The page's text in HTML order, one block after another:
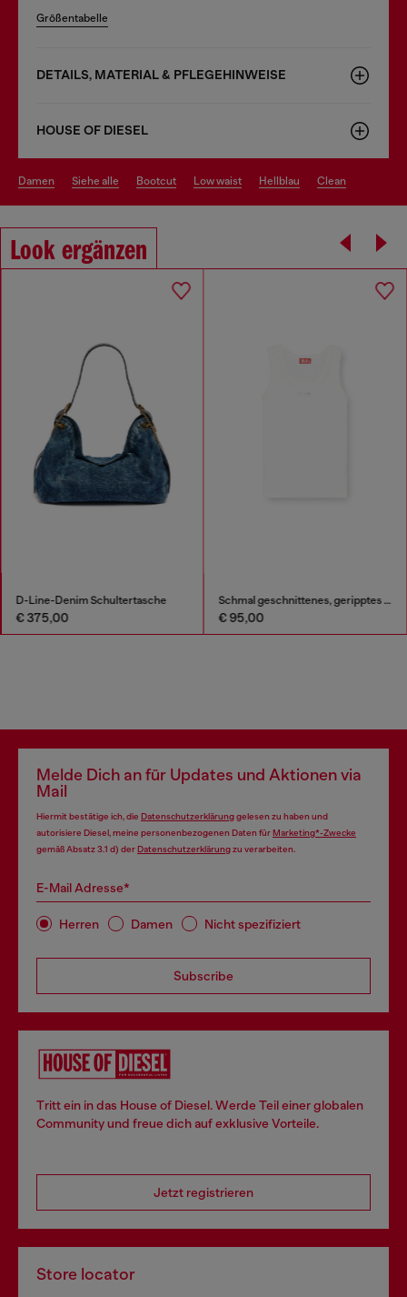
Größentabelle
DETAILS, MATERIAL & PFLEGEHINWEISE
HOUSE OF DIESEL
damen siehe alle bootcut low waist hellblau clean
Look ergänzen
D-Line-Denim Schultertasche
€ 375,00
Schmal geschnittenes, geripptes Tanktop mit metallischem Oval D
€ 95,00
Melde Dich an für Updates und Aktionen via
Mail
Hiermit bestätige ich, die Datenschutzerklärunggelesen zu haben und
autorisiere Diesel, meine personenbezogenen Daten fürMarketing*-Zwecke
gemäß Absatz 3.1 d) derDatenschutzerklärungzu verarbeiten.
E-Mail Adresse*
Herren Damen Nicht spezifiziert
Subscribe
Tritt ein in das House of Diesel. Werde Teil einer globalen
Community und freue dich auf exklusive Vorteile.
Jetzt registrieren
Store locator